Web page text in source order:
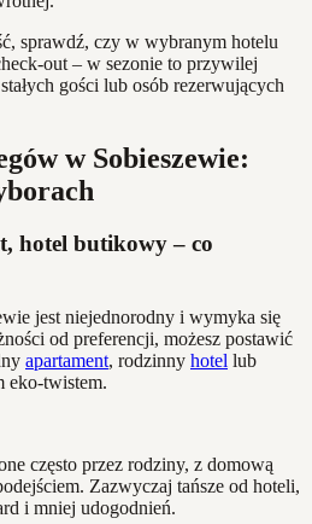
sprawdź, czy w wybranym hotelu
out – w sezonie to przywilej
gości lub osób rezerwujących
w Sobieszewie:
hotel butikowy – co
jest niejednorodny i wymyka się
od preferencji, możesz postawić
apartament, rodzinny hotel lub
eko-twistem.
często przez rodziny, z domową
Zazwyczaj tańsze od hoteli,
i mniej udogodnień.